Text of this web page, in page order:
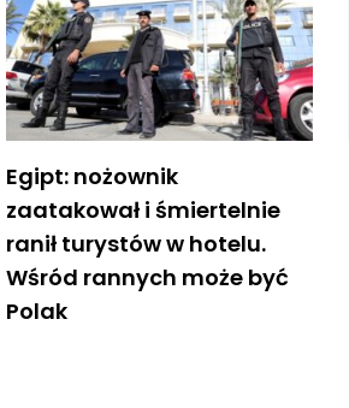
Egipt: nożownik
zaatakował i śmiertelnie
ranił turystów w hotelu.
Wśród rannych może być
Polak